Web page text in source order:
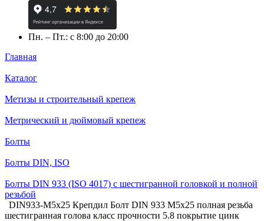
Пн. – Пт.: с 8:00 до 20:00
Главная
Каталог
Метизы и строительный крепеж
Метрический и дюймовый крепеж
Болты
Болты DIN, ISO
Болты DIN 933 (ISO 4017) с шестигранной головкой и полной
резьбой
DIN933-M5x25 Крепдил Болт DIN 933 М5х25 полная резьба
шестигранная голова класс прочности 5.8 покрытие цинк